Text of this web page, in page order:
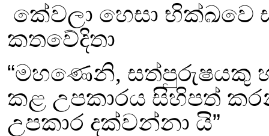
කේවලා හෙසා භික්ඛවෙ
කතවේදිතා
“මහණෙනි, සත්පුරුෂයකු
කළ උපකාරය සිහිපත්
උපකාර දක්වන්නා යි”